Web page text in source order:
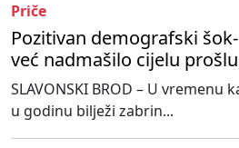
Priče
Pozitivan demografski
već nadmašilo cijelu
SLAVONSKI BROD – U vremenu
u godinu bilježi zabrin...